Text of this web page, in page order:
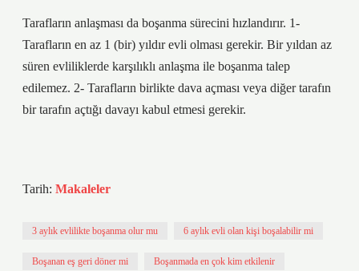
Tarafların anlaşması da boşanma sürecini hızlandırır. 1-
Tarafların en az 1 (bir) yıldır evli olması gerekir. Bir yıldan az
süren evliliklerde karşılıklı anlaşma ile boşanma talep
edilemez. 2- Tarafların birlikte dava açması veya diğer tarafın
bir tarafın açtığı davayı kabul etmesi gerekir.
Tarih: Makaleler
3 aylık evlilikte boşanma olur mu 6 aylık evli olan kişi boşalabilir mi
Boşanan eş geri döner mi Boşanmada en çok kim etkilenir